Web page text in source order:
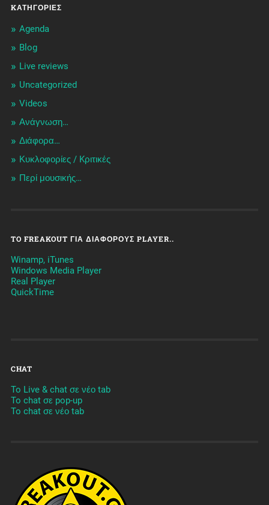
KΑΤΗΓΟΡΊΕΣ
Agenda
Blog
Live reviews
Uncategorized
Videos
Ανάγνωση…
Διάφορα…
Κυκλοφορίες / Kριτικές
Περί μουσικής…
TO FREAKOUT ΓΙΑ ΔΙΆΦΟΡΟΥΣ PLAYER..
Winamp, iTunes
Windows Media Player
Real Player
QuickTime
CHAT
To Live & chat σε νέο tab
To chat σε pop-up
To chat σε νέο tab